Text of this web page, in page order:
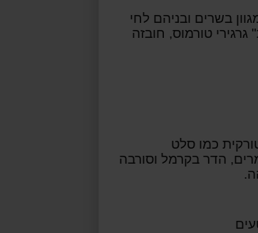
בשרים ובניהם לחי
טורמוס, חובזה
כמו סלט
הדר בקרמל וסורבה